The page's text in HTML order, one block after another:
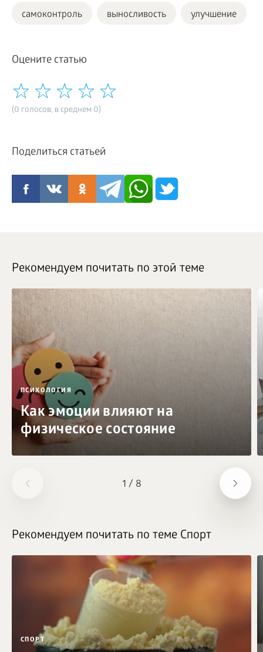
самоконтроль выносливость улучшение
Оцените статью
(0 голосов, в среднем 0)
Поделиться статьей
1 / 8
Рекомендуем почитать по этой теме
ПСИХОЛОГИЯ
Как эмоции влияют на
физическое состояние
Рекомендуем почитать по теме Спорт
СПОРТ